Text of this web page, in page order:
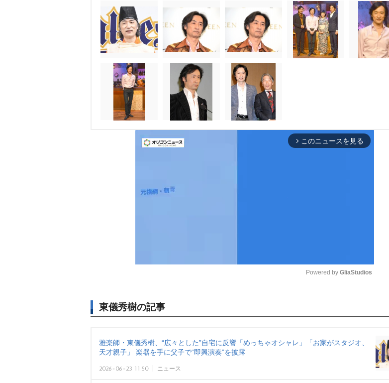
arrow_forward_ios このニュースを見る
u
e
Powered by GliaStudios
東儀秀樹の記事
雅楽師・東儀秀樹、“広々とした”自宅に反響「めっちゃオシャレ」「お家がスタジオ、
天才親子」 楽器を手に父子で“即興演奏”を披露
2026-06-23 11:50 ニュース